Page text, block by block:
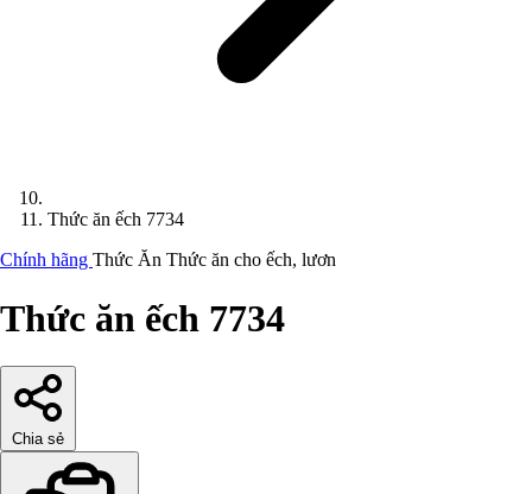
Thức ăn ếch 7734
Chính hãng Thức Ăn Thức ăn cho ếch, lươn
Thức ăn ếch 7734
Chia sẻ